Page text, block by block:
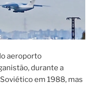
aeroporto
durante a
em 1988, mas